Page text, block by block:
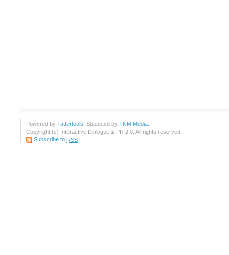
Powered by Tattertools . Suppoted by TNM Media
Copyright (c) Interactive Dialogue & PR 2.0. All rights reserved.
Subscribe to RSS